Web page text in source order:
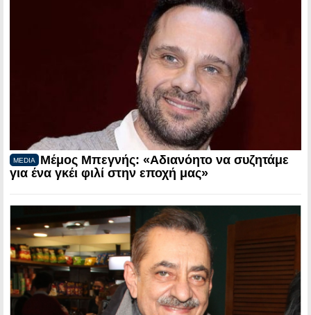
MEDIA
Μέμος Μπεγνής: «Αδιανόητο να συζητάμε
για ένα γκέι φιλί στην εποχή μας»